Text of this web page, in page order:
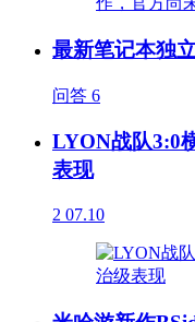
最新笔记本独
问答 6
LYON战队3:0
表现
2 07.10